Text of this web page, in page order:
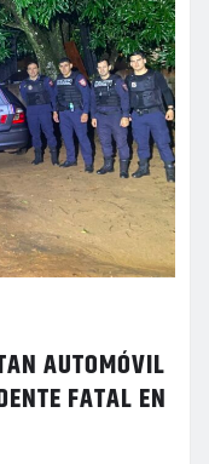
AUTOMÓVIL
FATAL EN